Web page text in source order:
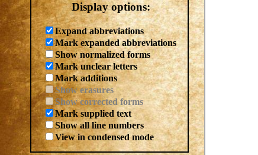
Display options:
Expand abbreviations
Mark expanded abbreviations
Show normalized forms
Mark unclear letters
Mark additions
Show erasures
Show corrected forms
Mark supplied text
Show all line numbers
View in condensed mode